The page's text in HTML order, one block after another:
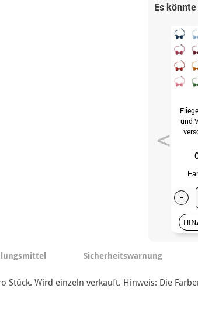
Es
und
-
Sicherheitswarnung
Stück. Wird einzeln verkauft. Hinweis: Die